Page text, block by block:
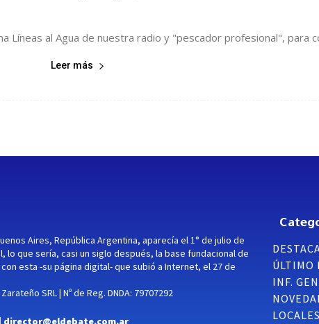
Líneas al Agua de nuestra radio y "pescador profesional", para
Leer más
Aires, República Argentina, aparecía el 1° de julio de
lo que sería, casi un siglo después, la base fundacional de
con esta -su página digital- que subió a Internet, el 27 de
SRL | Nº de Reg. DNDA: 79707292
director@eldebate.com.ar
ÚLTIMO
INF.
LOCALES